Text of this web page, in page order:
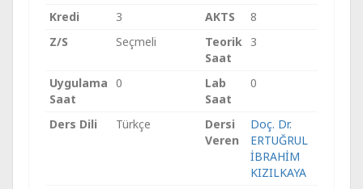
Kredi 3 AKTS
8
Z/S
Seçmeli
Teorik
Saat
3
Uygulama
Saat
0
Lab
Saat
0
Ders Dili Türkçe
Dersi
Veren
Doç. Dr.
ERTUĞRUL
İBRAHİM
KIZILKAYA